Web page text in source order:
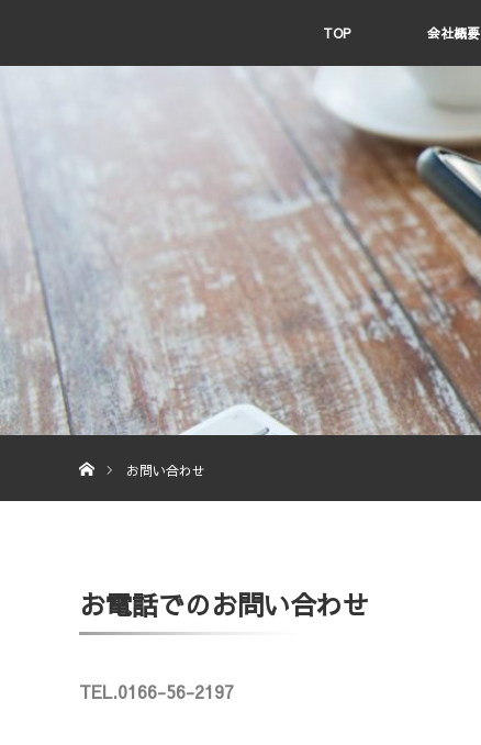
TOP 会社概要
お問い合わせ
お電話でのお問い合わせ
TEL.0166-56-2197